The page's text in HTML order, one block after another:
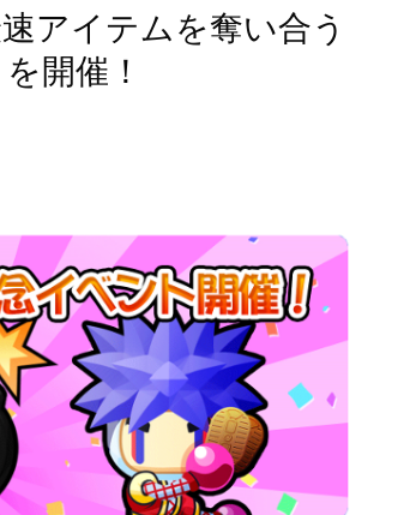
アイテムを奪い合う
開催！